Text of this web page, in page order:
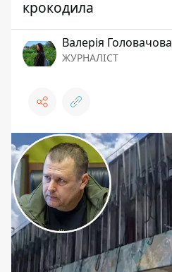
крокодила
Валерія Головачова
ЖУРНАЛІСТ